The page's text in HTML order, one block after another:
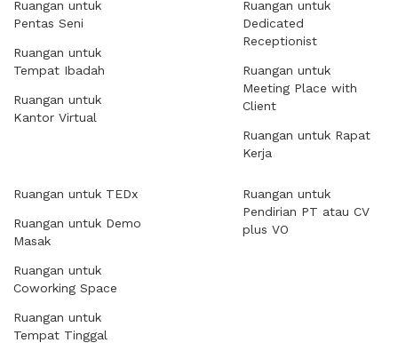
Ruangan untuk
Pentas Seni
Ruangan untuk
Tempat Ibadah
Ruangan untuk
Kantor Virtual
Ruangan untuk
Dedicated
Receptionist
Ruangan untuk
Meeting Place with
Client
Ruangan untuk Rapat
Kerja
Ruangan untuk TEDx
Ruangan untuk Demo
Masak
Ruangan untuk
Coworking Space
Ruangan untuk
Tempat Tinggal
Ruangan untuk
Pendirian PT atau CV
plus VO